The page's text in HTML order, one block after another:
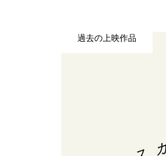
過去の上映作品